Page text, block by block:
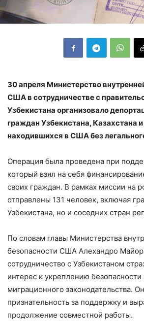
30 апреля Министерство
США в сотрудничестве с
Узбекистана организовало
граждан Узбекистана, Казахстана
находившихся в США без
Операция была проведена при
который взял на себя
своих граждан. В рамках миссии на
отправлены 131 человек, включая
Узбекистана, но и соседних стран
По словам главы Министерства
безопасности США Алехандро
сотрудничество с Узбекистаном
интерес к укреплению
миграционного законодательства.
признательность за поддержку и
продолжение совместной работы.